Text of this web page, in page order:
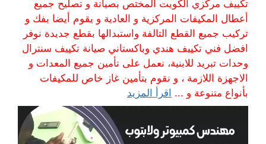
تكييف مركزي الكويت المختص بصيانة و تصليح جميع
أعطال المكيفات المركزية و العادية و يقوم أيضا بفك و
تركيب جميع القطع التالفة واستبدالها بقطع جديدة نوفر
افضل فني تكييف هندي وباكستاني صيانة تكييف سنترال
وحدات تبريد للابنية، نعمل على تأمين جميع المعدات و
الاجهزة اللازمة ، و نقوم بتأمين غاز خاص للمكيفات
بأنواع متنوعة و ... اقرأ المزيد